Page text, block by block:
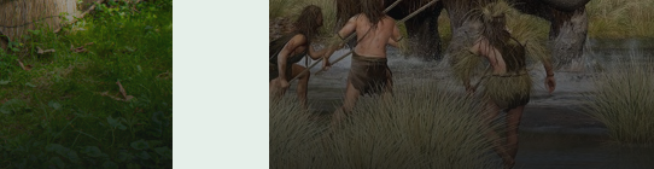
Doggerland, het
de Noordzee
07 juni 2022